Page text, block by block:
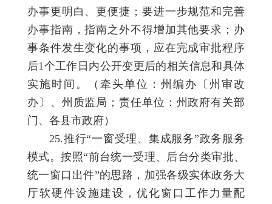
办事更明白、更便捷；要进一步规范和完善
办事指南，指南之外不得增加其他要求；办
事条件发生变化的事项，应在完成审批程序
后1个工作日内公开变更后的相关信息和具体
实施时间。（牵头单位：州编办〔州审改
办〕、州质监局；责任单位：州政府有关部
门、各县市政府）
25.推行“一窗受理、集成服务”政务服务
模式。按照“前台统一受理、后台分类审批、
统一窗口出件”的思路，加强各级实体政务大
厅软硬件设施建设，优化窗口工作力量配